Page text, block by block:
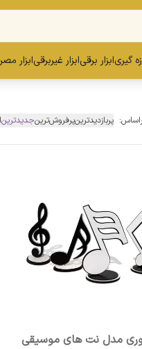
گیریابزار برقیابزار غیربرقیابزار
پربازدیدترینپرفروش‌ترینجدیدترین
مدل نت های موسیقی